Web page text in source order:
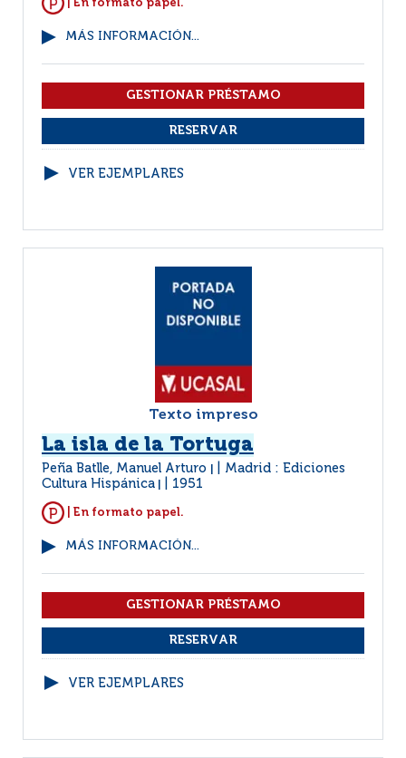
| En formato papel.
MÁS INFORMACIÓN...
VER EJEMPLARES
Texto impreso
La isla de la Tortuga
Peña Batlle, Manuel Arturo
Madrid : Ediciones
Cultura Hispánica
1951
| En formato papel.
MÁS INFORMACIÓN...
VER EJEMPLARES